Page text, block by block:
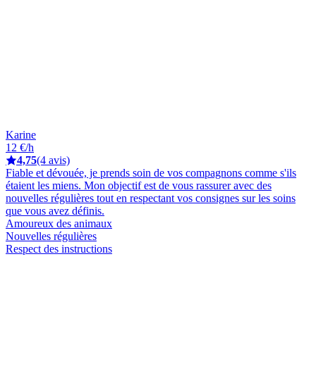
Karine
12 €/h
4,75(4 avis)
Fiable et dévouée, je prends soin de vos compagnons comme s'ils
étaient les miens. Mon objectif est de vous rassurer avec des
nouvelles régulières tout en respectant vos consignes sur les soins
que vous avez définis.
Amoureux des animaux
Nouvelles régulières
Respect des instructions